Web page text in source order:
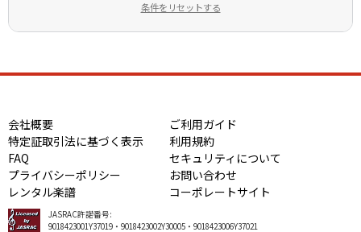
条件をリセットする
会社概要
ご利用ガイド
特定証取引法に基づく表示
利用規約
FAQ
セキュリティについて
プライバシーポリシー
お問い合わせ
レンタル楽譜
コーポレートサイト
JASRAC許諾番号:
9018423001Y37019・9018423002Y30005・9018423006Y37021